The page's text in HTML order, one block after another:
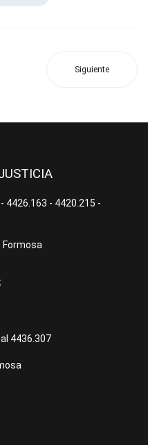
Siguiente
4426.163 - 4420.215 -
Formosa
4436.307